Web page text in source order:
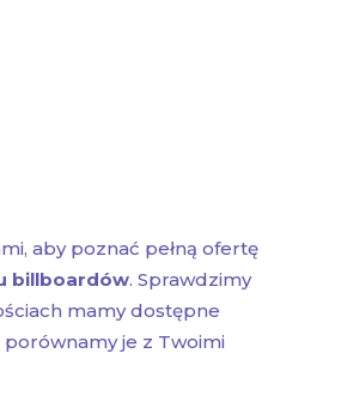
aby poznać pełną ofertę
billboardów. Sprawdzimy
mamy dostępne
je z Twoimi